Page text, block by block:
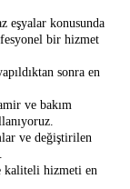
eşyalar konusunda
bir hizmet
sonra en
ve bakım
ve değiştirilen
kaliteli hizmeti en